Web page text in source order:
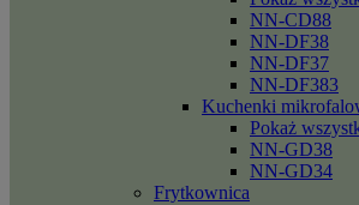
NN-CD88
NN-DF38
NN-DF37
NN-DF383
Kuchenki
Pokaż
NN-GD38
NN-GD34
Frytkownica